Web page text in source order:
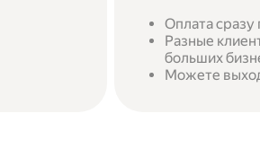
Оплата сразу
Разные
больших
Можете